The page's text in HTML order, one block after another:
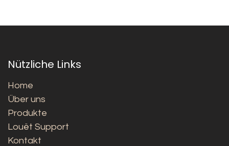
Nützliche Links
Home
Über uns
Produkte
Louët Support
Kontakt